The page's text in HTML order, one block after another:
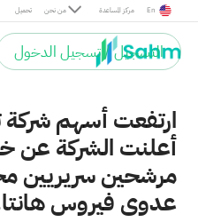
تحميل من نحن مركز المساعدة En
التسجيل / تسجيل الدخول
ارتفعت أسهم شركة
أعلنت الشركة عن
مرشحين سريريين
عدوى فيروس